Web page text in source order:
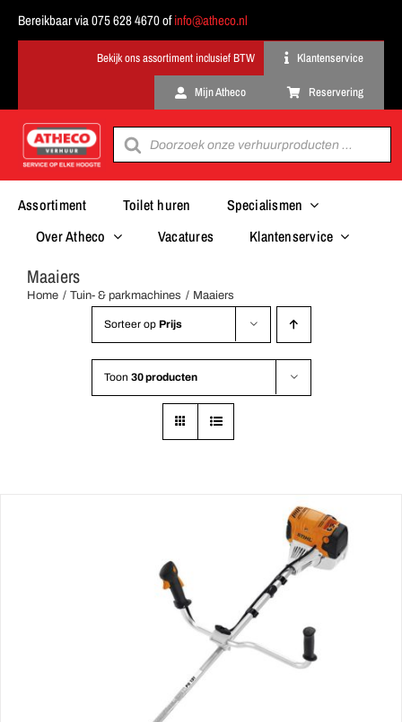
Bereikbaar via 075 628 4670 ofinfo@atheco.nl
Klantenservice
Mijn Atheco Reservering
Producten
zoeken
Assortiment Toilet huren
Specialismen
Over Atheco
Vacatures Klantenservice
Maaiers
Home Tuin- & parkmachines Maaiers
Sorteer op Prijs
Toon 30 producten